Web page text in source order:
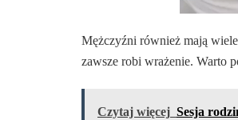
Mężczyźni również mają
zawsze robi wrażenie. Warto
Czytaj więcej Sesja